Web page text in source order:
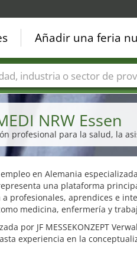
NRW Essen
profesional para la salud, la
en Alemania
una plataforma
profesionales, aprendices e
medicina, enfermería y
por JF MESSEKONZEPT
experiencia en la
Añadir una feria
Sectores de ferias